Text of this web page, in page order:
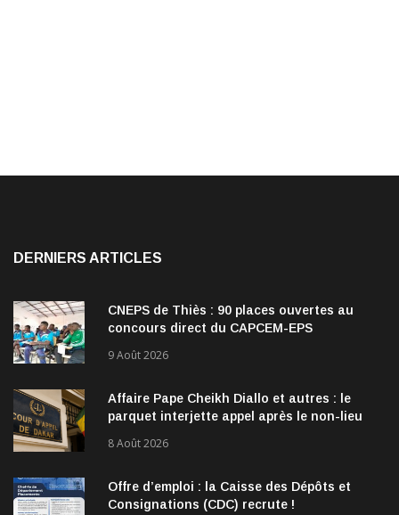
DERNIERS ARTICLES
CNEPS de Thiès : 90 places ouvertes au
concours direct du CAPCEM-EPS
9 Août 2026
Affaire Pape Cheikh Diallo et autres : le
parquet interjette appel après le non-lieu
8 Août 2026
Offre d’emploi : la Caisse des Dépôts et
Consignations (CDC) recrute !